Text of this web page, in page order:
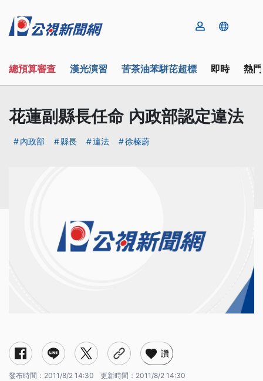
總預算審查 漢光演習 苦茶油苯駢芘超標 即時 熱
花蓮副縣長任命 內政部認定違法
內政部 縣長 違法 徐榛蔚
讚
發布時間： 2011/8/2 14:30 更新時間： 2011/8/2 14:30